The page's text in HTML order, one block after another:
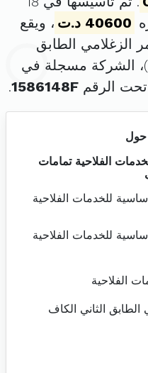
40600 د.ت
، ويقع
الزغلامي الطابق
)، الشركة مسجلة في
الرقم 1586148F
.
حول
الفلاحية تمامات
للخدمات الفلاحية
للخدمات الفلاحية
الفلاحية
الثاني الكاف